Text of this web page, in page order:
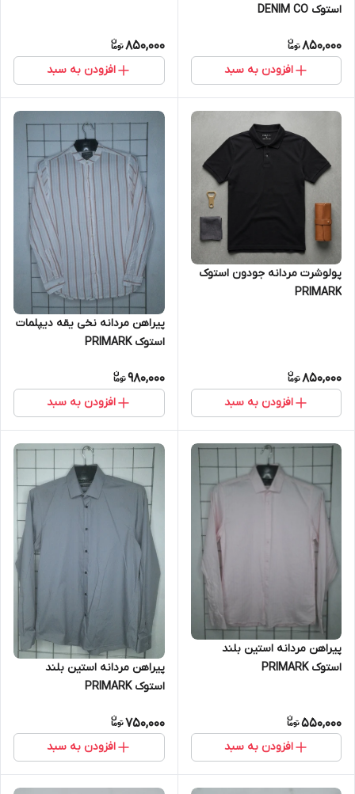
استوک DENIM CO
850,000
افزودن به سبد
850,000
افزودن به سبد
پولوشرت مردانه جودون استوک
PRIMARK
850,000
افزودن به سبد
پیراهن مردانه نخی یقه دیپلمات
استوک PRIMARK
980,000
افزودن به سبد
پیراهن مردانه استین بلند
استوک PRIMARK
550,000
افزودن به سبد
پیراهن مردانه استین بلند
استوک PRIMARK
750,000
افزودن به سبد